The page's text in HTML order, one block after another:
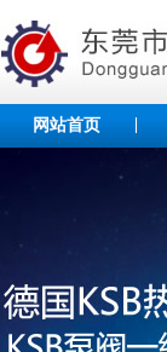
网站首页